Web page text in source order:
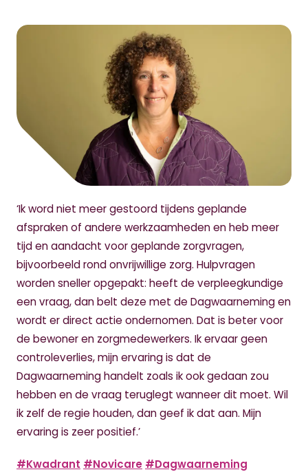
‘Ik word niet meer gestoord tijdens geplande
afspraken of andere werkzaamheden en heb meer
tijd en aandacht voor geplande zorgvragen,
bijvoorbeeld rond onvrijwillige zorg. Hulpvragen
worden sneller opgepakt: heeft de verpleegkundige
een vraag, dan belt deze met de Dagwaarneming en
wordt er direct actie ondernomen. Dat is beter voor
de bewoner en zorgmedewerkers. Ik ervaar geen
controleverlies, mijn ervaring is dat de
Dagwaarneming handelt zoals ik ook gedaan zou
hebben en de vraag teruglegt wanneer dit moet. Wil
ik zelf de regie houden, dan geef ik dat aan. Mijn
ervaring is zeer positief.’
#Kwadrant #Novicare #Dagwaarneming